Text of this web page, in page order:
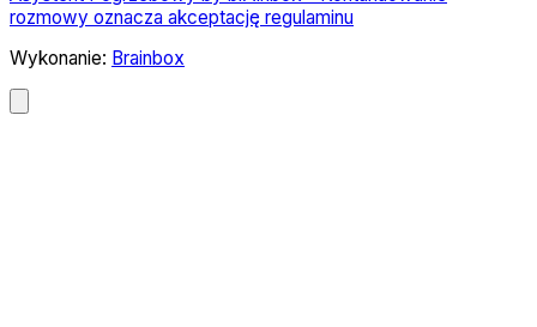
rozmowy oznacza akceptację regulaminu
Wykonanie: Brainbox